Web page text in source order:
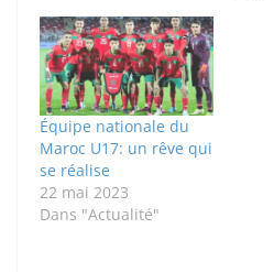
Équipe nationale du
Maroc U17: un rêve qui
se réalise
22 mai 2023
Dans "Actualité"